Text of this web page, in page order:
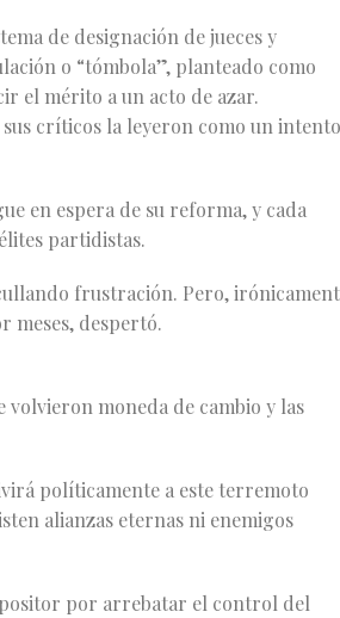
de designación de jueces y
o “tómbola”, planteado como
el mérito a un acto de azar.
críticos la leyeron como un intento
en espera de su reforma, y cada
partidistas.
frustración. Pero,
meses, despertó.
volvieron moneda de cambio y las
políticamente a este terremoto
alianzas eternas ni enemigos
por arrebatar el control del